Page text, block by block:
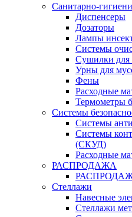
Санитарно-
Диспенсеры
Дозаторы
Лампы
Системы
Сушилки для
Урны для
Фены
Расходные
Термометры
Системы
Системы
Системы
(СКУД)
Расходные
РАСПРОДАЖА
Стеллажи
Навесные
Стеллажи